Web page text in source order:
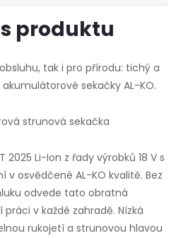
produktu
tak i pro přírodu: tichý a
sekačky AL-KO.
strunová sekačka
2025 Li-Ion z řady výrobků 18 V s
osvědčené AL-KO kvalitě. Bez
odvede tato obratná
v každé zahradě. Nízká
rukojetí a strunovou hlavou